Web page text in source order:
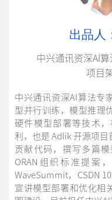
出品人
中兴通讯资深AI
项目
中兴通讯资深AI算法专
型并行训练，模型推理
硬件模型部署等技术
利，也是 Adlik 开源项
贡献代码，撰写多篇
ORAN组织标准提案
WaveSummit，CSDN
宣讲模型部署和优化相